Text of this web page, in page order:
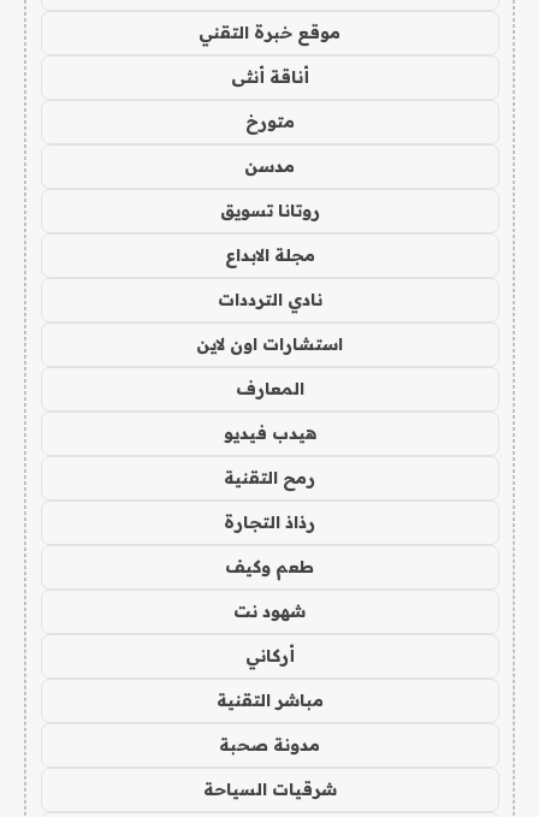
موقع خبرة التقني
أناقة أنثى
متورخ
مدسن
روتانا تسويق
مجلة الابداع
نادي الترددات
استشارات اون لاين
المعارف
هيدب فيديو
رمح التقنية
رذاذ التجارة
طعم وكيف
شهود نت
أركاني
مباشر التقنية
مدونة صحبة
شرقيات السياحة